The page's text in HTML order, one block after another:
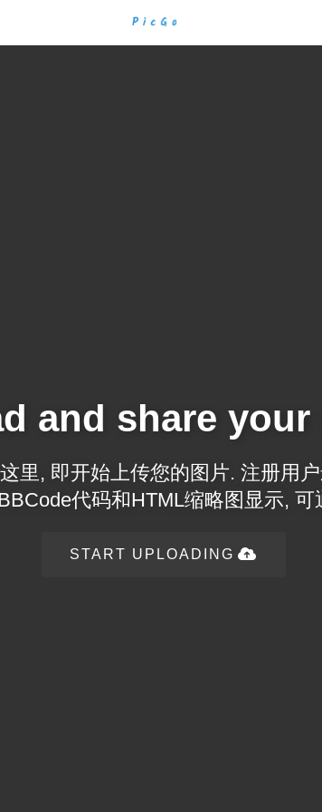
and share your
里, 即开始上传您的图片. 注册用
代码和HTML缩略图显示, 可
START UPLOADING